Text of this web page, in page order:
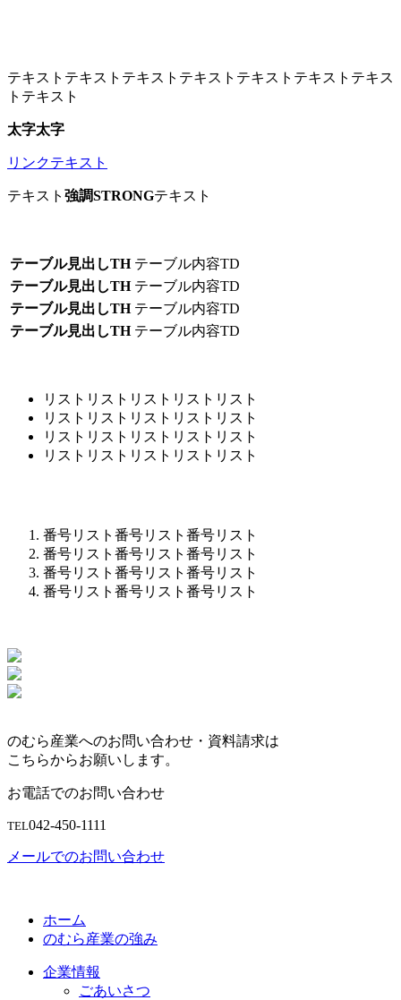
テキストテキストテキストテキストテキストテキストテキス
トテキスト
太字太字
リンクテキスト
テキスト 強調STRONGテキスト
テーブル見出しTH テーブル内容TD
テーブル見出しTH テーブル内容TD
テーブル見出しTH テーブル内容TD
テーブル見出しTH テーブル内容TD
リストリストリストリストリスト
リストリストリストリストリスト
リストリストリストリストリスト
リストリストリストリストリスト
番号リスト番号リスト番号リスト
番号リスト番号リスト番号リスト
番号リスト番号リスト番号リスト
番号リスト番号リスト番号リスト
のむら産業へのお問い合わせ・資料請求は
こちらからお願いします。
お電話でのお問い合わせ
TEL042-450-1111
メールでのお問い合わせ
ホーム
のむら産業の強み
企業情報
ごあいさつ